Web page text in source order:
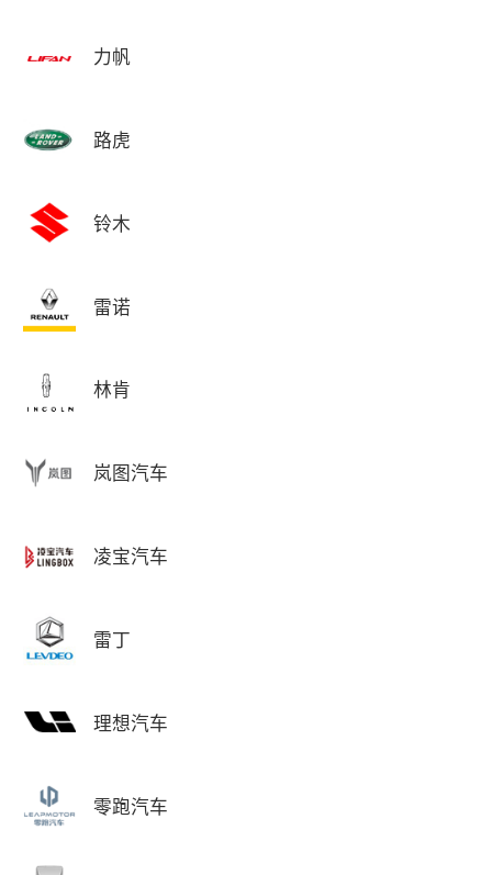
力帆
路虎
铃木
雷诺
林肯
岚图汽车
凌宝汽车
雷丁
理想汽车
零跑汽车